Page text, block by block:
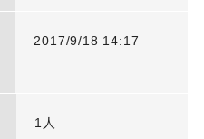
2017/9/18 14:17
1人